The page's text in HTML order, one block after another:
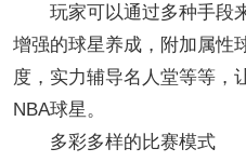
玩家可以通过多种手段
增强的球星养成，附加属性
度，实力辅导名人堂等等，
NBA球星。
多彩多样的比赛模式